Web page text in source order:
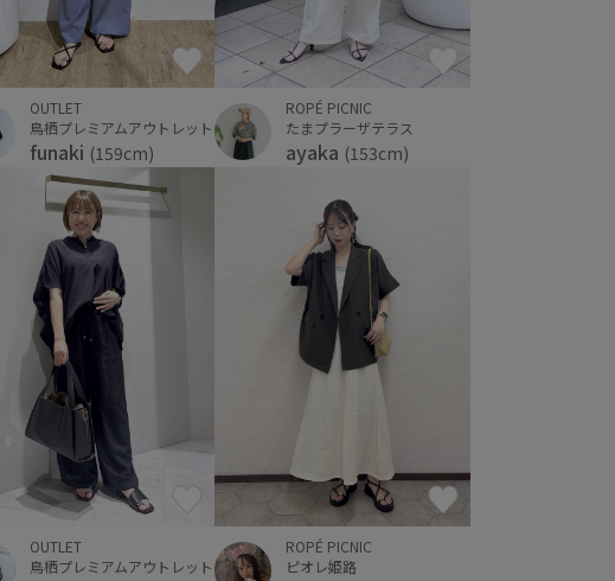
OUTLET
鳥栖プレミアムアウトレット
funaki (159cm)
ROPÉ PICNIC
たまプラーザテラス
ayaka (153cm)
OUTLET
鳥栖プレミアムアウトレット
ROPÉ PICNIC
ピオレ姫路